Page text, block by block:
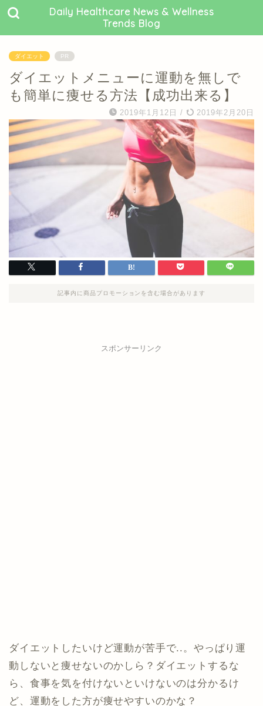
Daily Healthcare News & Wellness
Trends Blog
ダイエット PR
ダイエットメニューに運動を無しで
も簡単に痩せる方法【成功出来る】
2019年1月12日 / 2019年2月20日
記事内に商品プロモーションを含む場合があります
スポンサーリンク
ダイエットしたいけど運動が苦手で..。やっぱり運
動しないと痩せないのかしら？ダイエットするな
ら、食事を気を付けないといけないのは分かるけ
ど、運動をした方が痩せやすいのかな？